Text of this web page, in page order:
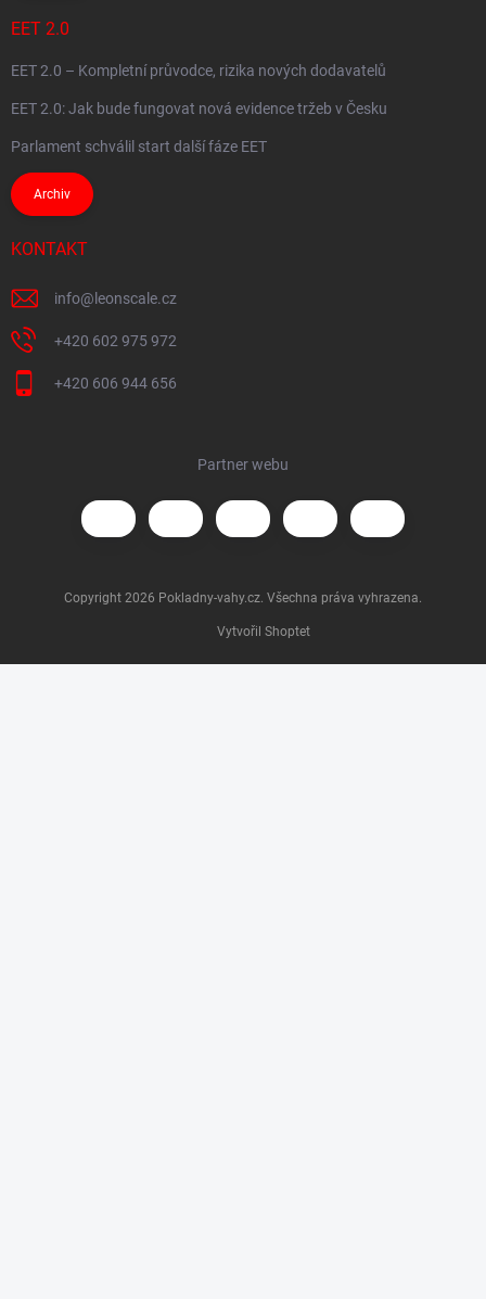
EET 2.0
EET 2.0 – Kompletní průvodce, rizika nových dodavatelů
EET 2.0: Jak bude fungovat nová evidence tržeb v Česku
Parlament schválil start další fáze EET
Archiv
KONTAKT
info@ leonscale.cz
+420 602 975 972
+420 606 944 656
Partner webu
Vytvořil Shoptet
Copyright 2026 Pokladny-vahy.cz. Všechna práva vyhrazena.